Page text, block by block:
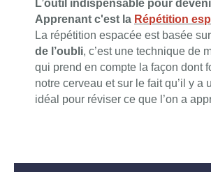
L’outil indispensable pour
Apprenant c'est la Répétition
La répétition espacée est basée
de l’oubli, c’est une technique de
qui prend en compte la façon dont
notre cerveau et sur le fait qu’il y a
idéal pour réviser ce que l’on a